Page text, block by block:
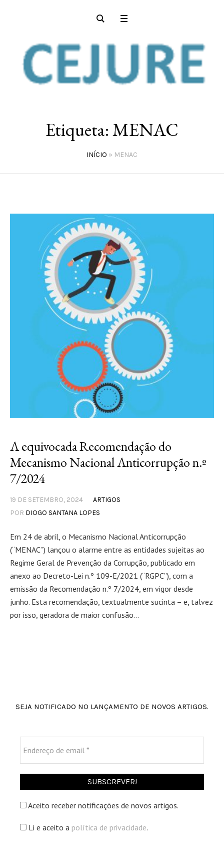
Etiqueta:MENAC
INÍCIO » MENAC
A equivocada Recomendação do
Mecanismo Nacional Anticorrupção n.º
7/2024
19 DE SETEMBRO, 2024
ARTIGOS
POR DIOGO SANTANA LOPES
Em 24 de abril, o Mecanismo Nacional Anticorrupção
(“MENAC”) lançou o alarme entre as entidades sujeitas ao
Regime Geral de Prevenção da Corrupção, publicado em
anexo ao Decreto-Lei n.º 109-E/2021 (“RGPC”), com a
emissão da Recomendação n.º 7/2024, em vigor desde
junho. Esta recomendação, textualmente sucinta – e, talvez
por isso, geradora de maior confusão...
SEJA NOTIFICADO NO LANÇAMENTO DE NOVOS ARTIGOS.
de
email
*
Aceito receber notificações de novos artigos.
Li e aceito a política de privacidade.